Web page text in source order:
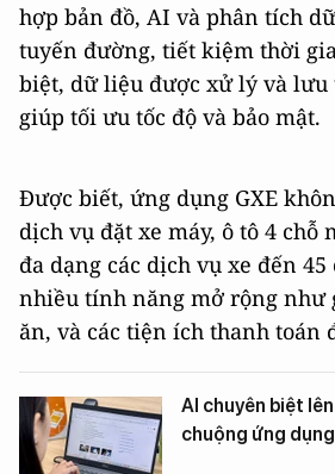
hợp bản đồ, AI và phân tích
tuyến đường, tiết kiệm thời
biệt, dữ liệu được xử lý và lưu
giúp tối ưu tốc độ và bảo mật.
Được biết, ứng dụng GXE
dịch vụ đặt xe máy, ô tô 4 chỗ
đa dạng các dịch vụ xe đến
nhiều tính năng mở rộng như
ăn, và các tiện ích thanh toán
AI chuyên biệt
chuộng ứng